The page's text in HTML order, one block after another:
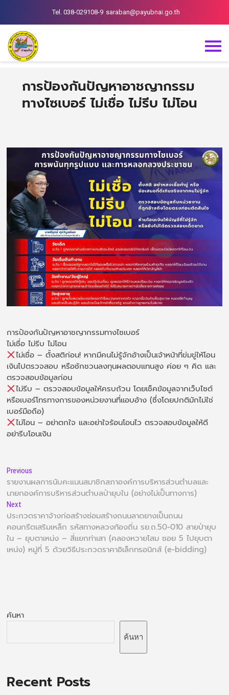
Tel. 038-029108-9 saraban@payubnai.go.th
การป้องกันปัญหาอาชญากรรม
ทางไซเบอร์ ไม่เชื่อ ไม่รีบ ไม่โอน
การป้องกันปัญหาอาชญากรรมทางไซเบอร์
ไม่เชื่อ ไม่รีบ ไม่โอน
ไม่เชื่อ – ตั้งสติก่อน! หากมีคนไม่รู้จักอ้างเป็นเจ้าหน้าที่ข่มขู่ให้โอน
เงินไปตรวจสอบ หรือชักชวนลงทุนผลตอบแทนสูง ค่อย ๆ คิด และ
ตรวจสอบข้อมูลก่อน
ไม่รีบ – ตรวจสอบข้อมูลให้ครบถ้วน โดยเช็คข้อมูลจากเว็บไซต์
หรือเบอร์โทรทางการของหน่วยงานที่แอบอ้าง (ซึ่งโดยปกติมักไม่ใช่
เบอร์มือถือ)
ไม่โอน – อย่าตกใจ และอย่าใจร้อนโอนไว ตรวจสอบข้อมูลให้ดี
อย่ารีบโอนเงิน
Previous
รายงานผลการนับคะแนนสมาชิกสภาองค์การบริหารส่วนตำบลและ
นายกองค์การบริหารส่วนตำบลป่ายุบใน (อย่างไม่เป็นทางการ)
Next
ประกวดราคาจ้างก่อสร้างซ่อมสร้างถนนลาดยางเป็นถนน
คอนกรีตเสริมเหล็ก รหัสทางหลวงท้องถิ่น รย.ถ.50-010 สายป่ายุบ
ใน – ยุบตาเหน่ง – สี่แยกท่าเสา (คลองหวายโสม ซอย 5 ไปยุบตา
เหน่ง) หมู่ที่ 5 ด้วยวิธีประกวดราคาอิเล็กทรอนิกส์ (e-bidding)
ค้นหา
ค้นหา
Recent Posts